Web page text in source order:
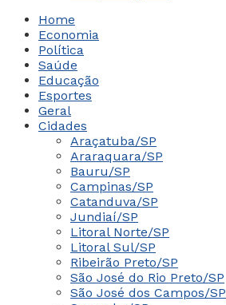
Home
Economia
Política
Saúde
Educação
Esportes
Geral
Cidades
Araçatuba/SP
Araraquara/SP
Bauru/SP
Campinas/SP
Catanduva/SP
Jundiaí/SP
Litoral Norte/SP
Litoral Sul/SP
Ribeirão Preto/SP
São José do Rio Preto/SP
São José dos Campos/SP